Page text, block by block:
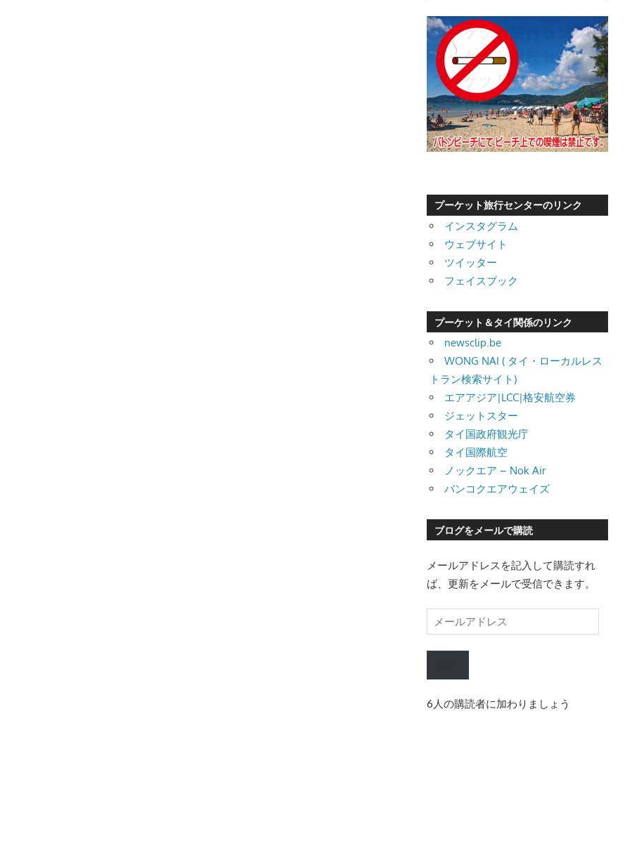
プーケット旅行センターのリンク
インスタグラム
ウェブサイト
ツイッター
フェイスブック
プーケット＆タイ関係のリンク
newsclip.be
WONG NAI ( タイ・ローカルレス
トラン検索サイト)
エアアジア|LCC|格安航空券
ジェットスター
タイ国政府観光庁
タイ国際航空
ノックエア – Nok Air
バンコクエアウェイズ
ブログをメールで購読
メールアドレスを記入して購読すれ
ば、更新をメールで受信できます。
ー
ル
レ
6人の購読者に加わりましょう